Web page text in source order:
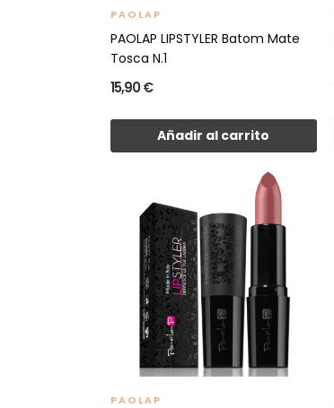
PAOLAP
PAOLAP LIPSTYLER Batom Mate
Tosca N.1
15,90 €
Añadir al carrito
PAOLAP